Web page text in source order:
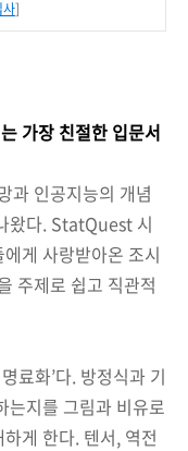
사]
가장 친절한 입문서
과 인공지능의 개념
왔다. StatQuest 시
게 사랑받아온 조시
주제로 쉽고 직관적
료화’다. 방정식과 기
는지를 그림과 비유로
게 한다. 텐서, 역전